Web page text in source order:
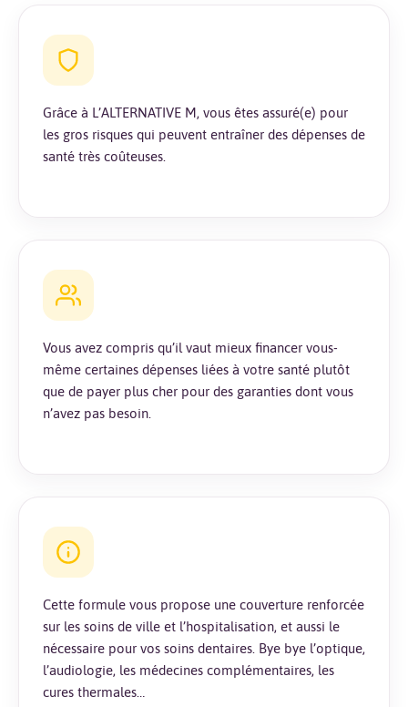
Grâce à L’ALTERNATIVE M, vous êtes assuré(e) pour
les gros risques qui peuvent entraîner des dépenses de
santé très coûteuses.
Vous avez compris qu’il vaut mieux financer vous-
même certaines dépenses liées à votre santé plutôt
que de payer plus cher pour des garanties dont vous
n’avez pas besoin.
Cette formule vous propose une couverture renforcée
sur les soins de ville et l’hospitalisation, et aussi le
nécessaire pour vos soins dentaires. Bye bye l’optique,
l’audiologie, les médecines complémentaires, les
cures thermales…